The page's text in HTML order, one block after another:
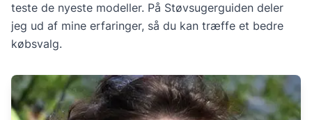
teste de nyeste modeller. På Støvsugerguiden deler
jeg ud af mine erfaringer, så du kan træffe et bedre
købsvalg.